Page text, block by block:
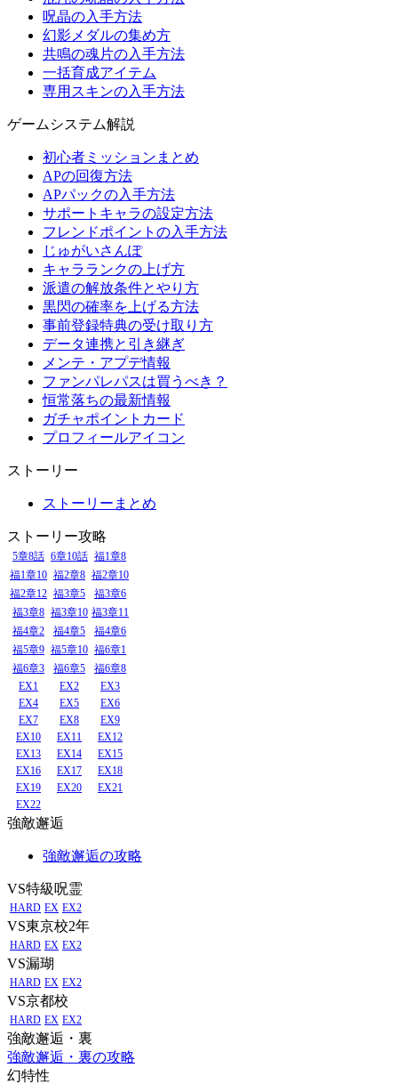
呪晶の入手方法
幻影メダルの集め方
共鳴の魂片の入手方法
一括育成アイテム
専用スキンの入手方法
ゲームシステム解説
初心者ミッションまとめ
APの回復方法
APパックの入手方法
サポートキャラの設定方法
フレンドポイントの入手方法
じゅがいさんぽ
キャラランクの上げ方
派遣の解放条件とやり方
黒閃の確率を上げる方法
事前登録特典の受け取り方
データ連携と引き継ぎ
メンテ・アプデ情報
ファンパレパスは買うべき？
恒常落ちの最新情報
ガチャポイントカード
プロフィールアイコン
ストーリー
ストーリーまとめ
ストーリー攻略
5章8話 6章10話 福1章8
福1章10 福2章8 福2章10
福2章12 福3章5
福3章6
福3章8 福3章10 福3章11
福4章2
福4章5
福4章6
福5章9 福5章10 福6章1
福6章3
福6章5
福6章8
EX1
EX2
EX3
EX4
EX5
EX6
EX7
EX8
EX9
EX10
EX11
EX12
EX13
EX14
EX15
EX16
EX17
EX18
EX19
EX20
EX21
EX22
強敵邂逅
強敵邂逅の攻略
VS特級呪霊
HARD EX EX2
VS東京校2年
HARD EX EX2
VS漏瑚
HARD EX EX2
VS京都校
HARD EX EX2
強敵邂逅・裏
強敵邂逅・裏の攻略
幻特性